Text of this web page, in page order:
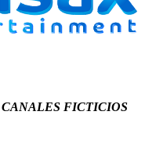
FICTICIOS